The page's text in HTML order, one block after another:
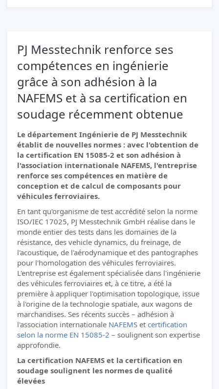
PJ Messtechnik renforce ses
compétences en ingénierie
grâce à son adhésion à la
NAFEMS et à sa certification en
soudage récemment obtenue
Le département Ingénierie de PJ Messtechnik
établit de nouvelles normes : avec l'obtention de
la certification EN 15085-2 et son adhésion à
l'association internationale NAFEMS, l'entreprise
renforce ses compétences en matière de
conception et de calcul de composants pour
véhicules ferroviaires.
En tant qu'organisme de test accrédité selon la norme
ISO/IEC 17025, PJ Messtechnik GmbH réalise dans le
monde entier des tests dans les domaines de la
résistance, des vehicle dynamics, du freinage, de
l'acoustique, de l'aérodynamique et des pantographes
pour l'homologation des véhicules ferroviaires.
L'entreprise est également spécialisée dans l'ingénierie
des véhicules ferroviaires et, à ce titre, a été la
première à appliquer l'optimisation topologique, issue
à l'origine de la technologie spatiale, aux wagons de
marchandises. Ses récents succès – adhésion à
l'association internationale NAFEMS et certification
selon la norme EN 15085-2 – soulignent son expertise
approfondie.
La certification NAFEMS et la certification en
soudage soulignent les normes de qualité
élevées